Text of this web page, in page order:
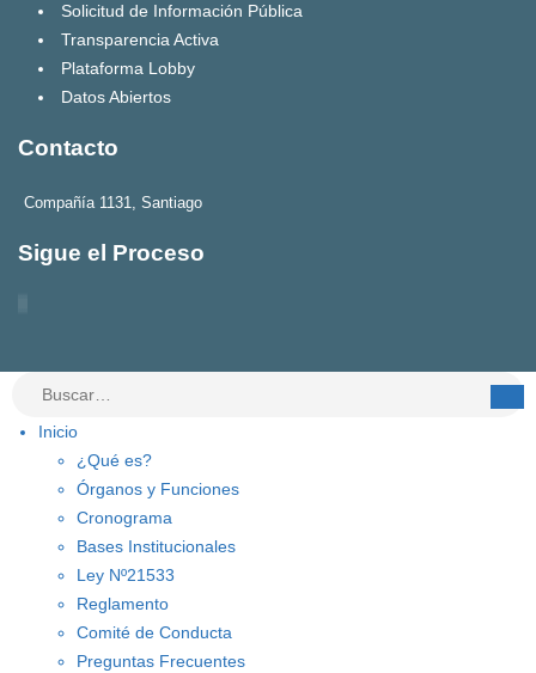
Solicitud de Información Pública
Transparencia Activa
Plataforma Lobby
Datos Abiertos
Contacto
Compañía 1131, Santiago
Sigue el Proceso
Inicio
¿Qué es?
Órganos y Funciones
Cronograma
Bases Institucionales
Ley Nº21533
Reglamento
Comité de Conducta
Preguntas Frecuentes